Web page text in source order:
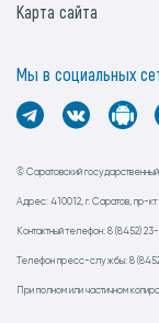
© Саратовский
Адрес: 410012, г. Саратов, пр-
Контактный телефон: 8 (8452)
Телефон пресс-службы: 8
При полном или частичном
Карта сайта
Мы в социальных